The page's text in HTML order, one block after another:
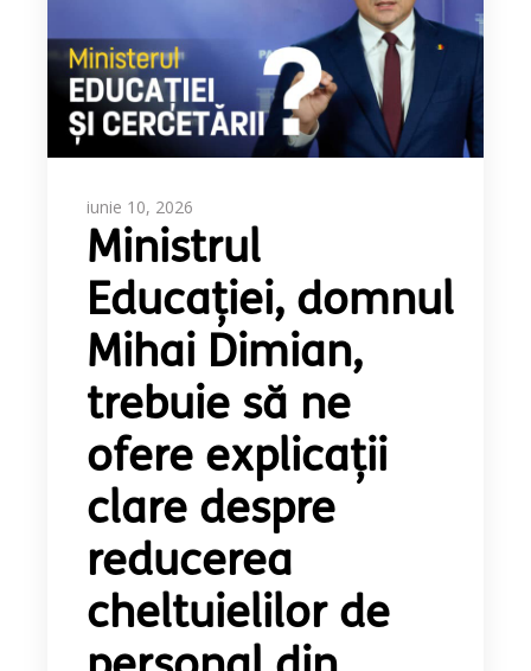
iunie 10, 2026
Ministrul
Educației, domnul
Mihai Dimian,
trebuie să ne
ofere explicații
clare despre
reducerea
cheltuielilor de